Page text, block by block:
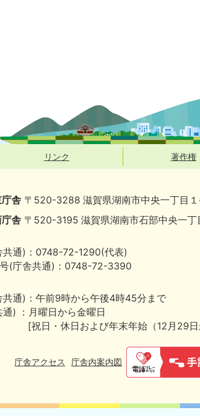
リンク 著作権
舎 〒520-3288 滋賀県湖南市中央一丁目
舎 〒520-3195 滋賀県湖南市石部中央一丁
共通)：0748-72-1290(代表)
(庁舎共通)：0748-72-3390
共通)：午前9時から午後4時45分まで
) ：月曜日から金曜日
[祝日・休日および年末年始（12月29
庁舎アクセス 庁舎内案内図